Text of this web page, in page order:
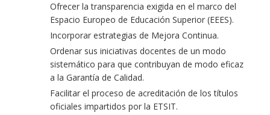
Ofrecer la transparencia exigida en el marco del
Espacio Europeo de Educación Superior (EEES).
Incorporar estrategias de Mejora Continua.
Ordenar sus iniciativas docentes de un modo
sistemático para que contribuyan de modo eficaz
a la Garantía de Calidad.
Facilitar el proceso de acreditación de los títulos
oficiales impartidos por la ETSIT.